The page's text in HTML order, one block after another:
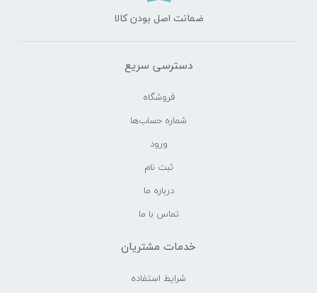
ضمانت اصل بودن کالا
دسترسی سریع
فروشگاه
شماره حساب‌ها
ورود
ثبت نام
درباره ما
تماس با ما
خدمات مشتریان
شرایط استفاده